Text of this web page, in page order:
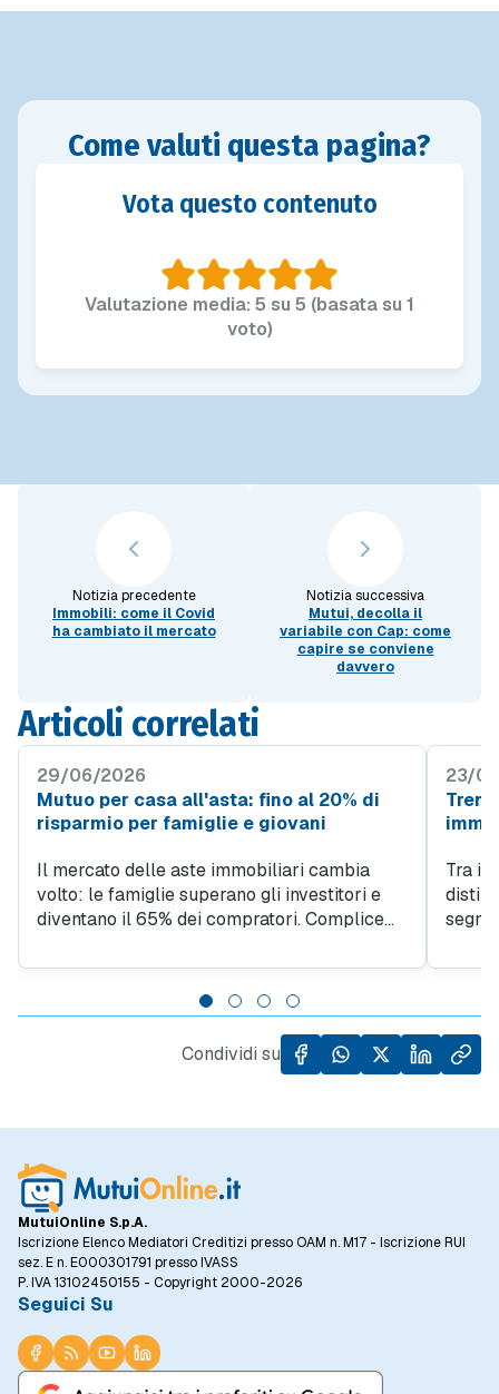
Come valuti questa pagina?
Vota questo contenuto
Valutazione media: 5 su 5 (basata su 1
voto)
Notizia precedente
Immobili: come il Covid
ha cambiato il mercato
Notizia successiva
Mutui, decolla il
variabile con Cap: come
capire se conviene
davvero
Articoli correlati
29/06/2026
Mutuo per casa all'asta: fino al 20% di
risparmio per famiglie e giovani
Il mercato delle aste immobiliari cambia
volto: le famiglie superano gli investitori e
diventano il 65% dei compratori. Complice
all'asta si afferma come la soluzione per i
giovani che sognano la prima casa. Un
mutuo per casa all'asta oggi è più
23/
Tra i
rialzo
Nord
Condividi su
MutuiOnline S.p.A.
Iscrizione Elenco Mediatori Creditizi presso OAM n. M17 - Iscrizione RUI
sez. E n. E000301791 presso IVASS
P. IVA 13102450155 - Copyright 2000-2026
Seguici Su